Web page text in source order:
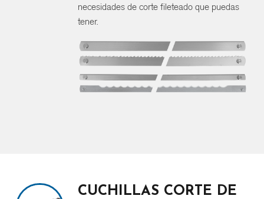
necesidades de corte fileteado que puedas
tener.
CUCHILLAS CORTE DE